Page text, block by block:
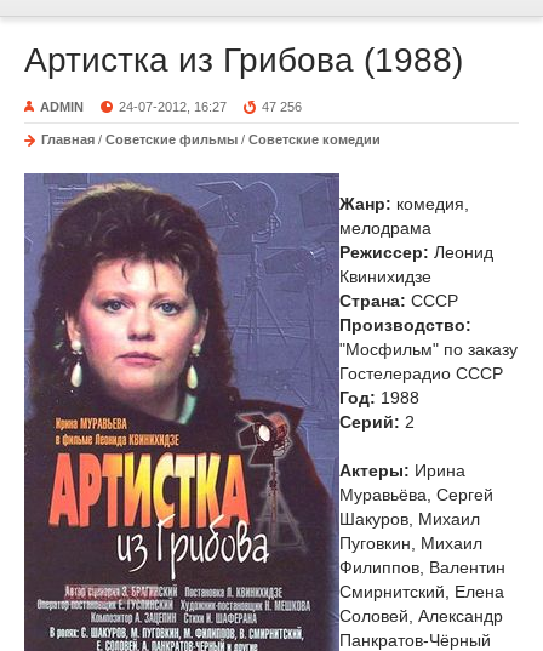
Артистка из Грибова (1988)
ADMIN 24-07-2012, 16:27 47 256
Главная / Советские фильмы / Советские комедии
Жанр: комедия,
мелодрама
Режиссер: Леонид
Квинихидзе
Страна: СССР
Производство:
"Мосфильм" по заказу
Гостелерадио СССР
Год: 1988
Cерий: 2
Актеры: Ирина
Муравьёва, Сергей
Шакуров, Михаил
Пуговкин, Михаил
Филиппов, Валентин
Смирнитский, Елена
Соловей, Александр
Панкратов-Чёрный